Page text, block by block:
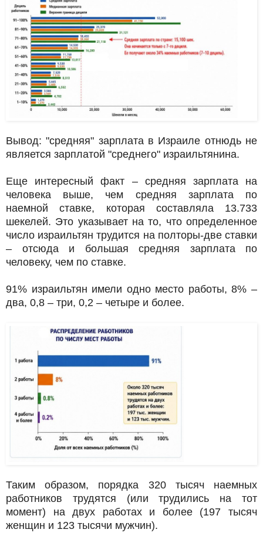
Вывод: "средняя" зарплата в Израиле отнюдь не
является зарплатой "среднего" израильтянина.
Еще интересный факт – средняя зарплата на
человека выше, чем средняя зарплата по
наемной ставке, которая составляла 13.733
шекелей. Это указывает на то, что определенное
число израильтян трудится на полторы-две ставки
– отсюда и большая средняя зарплата по
человеку, чем по ставке.
91% израильтян имели одно место работы, 8% –
два, 0,8 – три, 0,2 – четыре и более.
Таким образом, порядка 320 тысяч наемных
работников трудятся (или трудились на тот
момент) на двух работах и более (197 тысяч
женщин и 123 тысячи мужчин).